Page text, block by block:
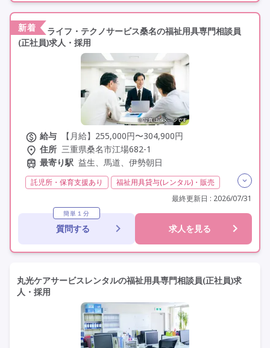
定年60歳以上
車通勤可 駅近
新着
ライフ・テクノサービス桑名の福祉用具専門相談員
(正社員)求人・採用
給与
【月給】255,000円〜304,900円
住所 三重県桑名市江場682-1
最寄り駅 益生、馬道、伊勢朝日
託児所・保育支援あり
福祉用具貸与(レンタル)・販売
初任者研修(ヘルパー2級)
日勤のみ
夜勤なし
残業月20時間以内
常勤 社会保険完備
交通費支給
年間休日110日以上
学歴不問
最終更新日 : 2026/07/31
簡単１分
質問する 求人を見る
丸光ケアサービスレンタルの福祉用具専門相談員(正社員)求
人・採用